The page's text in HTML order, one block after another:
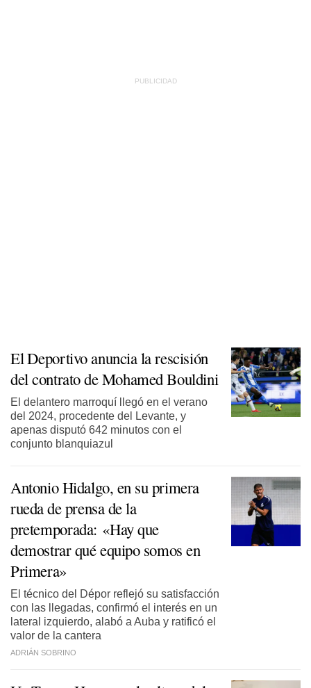
El Deportivo anuncia la rescisión
del contrato de Mohamed Bouldini
El delantero marroquí llegó en el verano
del 2024, procedente del Levante, y
apenas disputó 642 minutos con el
conjunto blanquiazul
Antonio Hidalgo, en su primera
rueda de prensa de la
pretemporada: «Hay que
demostrar qué equipo somos en
Primera»
El técnico del Dépor reflejó su satisfacción
con las llegadas, confirmó el interés en un
lateral izquierdo, alabó a Auba y ratificó el
valor de la cantera
ADRIÁN SOBRINO